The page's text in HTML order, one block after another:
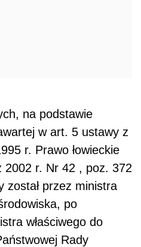
na podstawie
w art. 5 ustawy z
r. Prawo łowieckie
2002 r. Nr 42 , poz. 372
został przez ministra
po
właściwego do
Rady